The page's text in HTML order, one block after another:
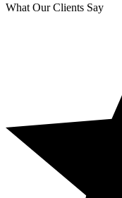
What Our Clients Say